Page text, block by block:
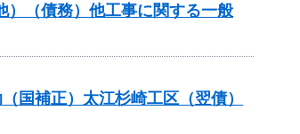
（債務）他工事に関する一般
補正）太江杉崎工区（翌債）